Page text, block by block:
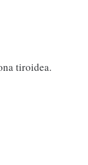
tiroidea.